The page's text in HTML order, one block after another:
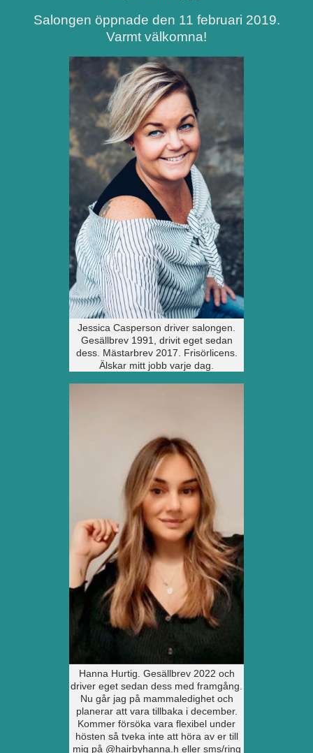
Salongen öppnade den 11 februari 2019.
Varmt välkomna!
Jessica Casperson driver salongen.
Gesällbrev 1991, drivit eget sedan
dess. Mästarbrev 2017. Frisörlicens.
Älskar mitt jobb varje dag.
Hanna Hurtig. Gesällbrev 2022 och
driver eget sedan dess med framgång.
Nu går jag på mammaledighet och
planerar att vara tillbaka i december.
Kommer försöka vara flexibel under
hösten så tveka inte att höra av er till
mig på @hairbyhanna.h eller sms/ring